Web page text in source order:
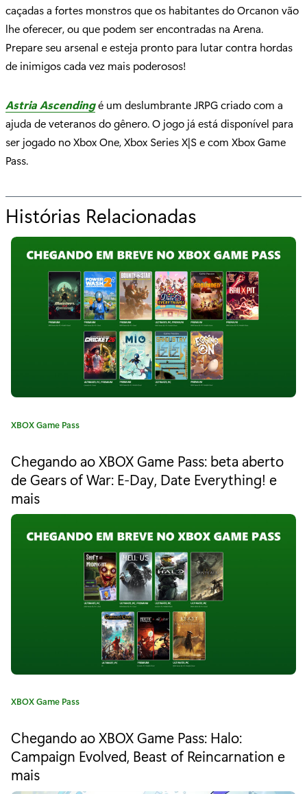
caçadas a fortes monstros que os habitantes do Orcanon vão
lhe oferecer, ou que podem ser encontradas na Arena.
Prepare seu arsenal e esteja pronto para lutar contra hordas
de inimigos cada vez mais poderosos!
Astria Ascendingé um deslumbrante JRPG criado com a
ajuda de veteranos do gênero. O jogo já está disponível para
ser jogado no Xbox One, Xbox Series X|S e com Xbox Game
Pass.
Histórias Relacionadas
a
r
a
"
A
s
t
a
A
s
c
e
n
d
i
n
h
e
C
e
g
o
XBOX Game Pass
Chegando ao XBOX Game Pass: beta aberto
de Gears of War: E-Day, Date Everything! e
mais
C
e
g
o
XBOX Game Pass
Chegando ao XBOX Game Pass: Halo:
Campaign Evolved, Beast of Reincarnation e
mais